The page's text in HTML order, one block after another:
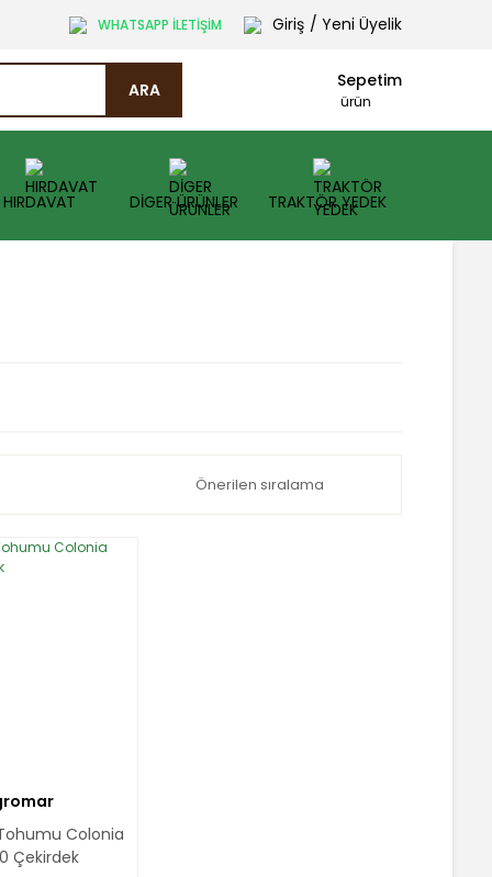
WHATSAPP İLETİŞİM Giriş / Yeni Üyelik
ARA Sepetim
ürün
HIRDAVAT DİGER ÜRÜNLER TRAKTÖR YEDEK
Tohumu Colonia
Çekirdek